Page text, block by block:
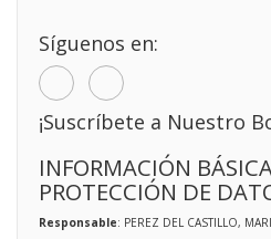
Síguenos en:
¡Suscríbete a Nuestro
INFORMACIÓN
PROTECCIÓN DE
Responsable: PEREZ DEL CASTILLO,